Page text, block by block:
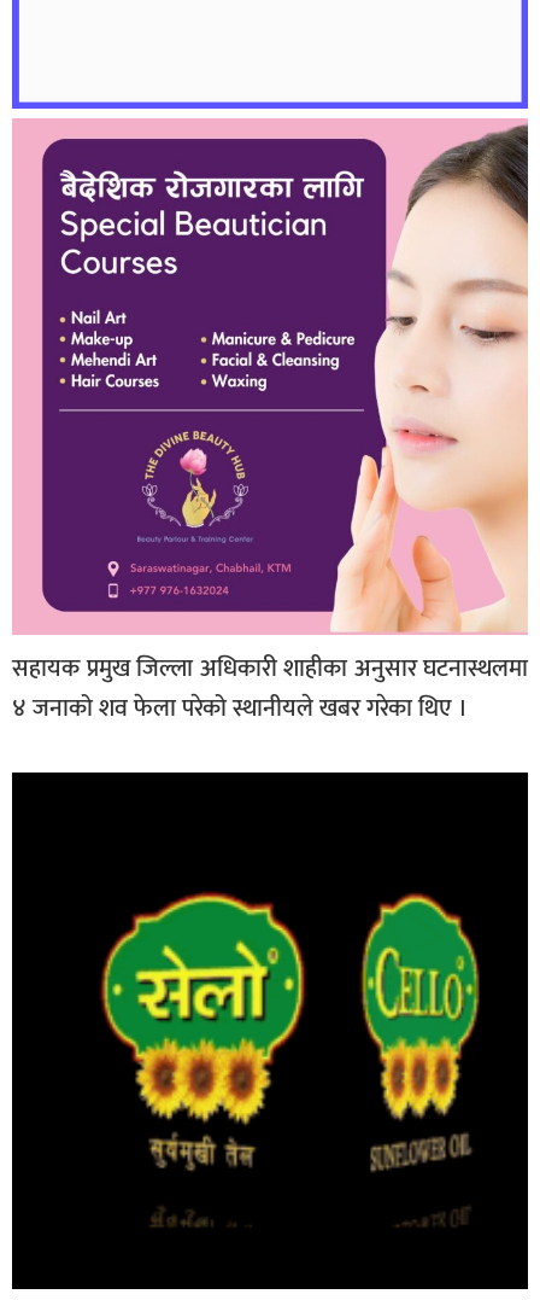
सहायक प्रमुख जिल्ला अधिकारी शाहीका अनुसार घटनास्थलमा
४ जनाको शव फेला परेको स्थानीयले खबर गरेका थिए ।